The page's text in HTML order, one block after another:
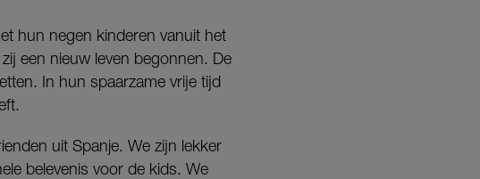
hun negen kinderen vanuit het
een nieuw leven begonnen. De
In hun spaarzame vrije tijd
uit Spanje. We zijn lekker
belevenis voor de kids. We